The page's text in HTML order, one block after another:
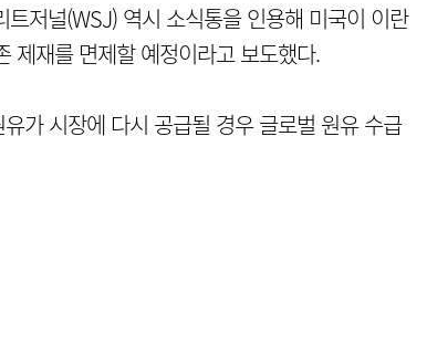
저널(WSJ) 역시 소식통을 인용해 미국이 이란
제재를 면제할 예정이라고 보도했다.
가 시장에 다시 공급될 경우 글로벌 원유 수급